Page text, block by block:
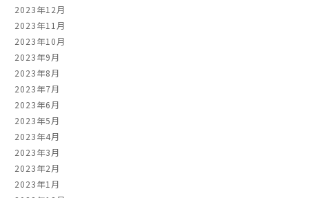
2023年12月
2023年11月
2023年10月
2023年9月
2023年8月
2023年7月
2023年6月
2023年5月
2023年4月
2023年3月
2023年2月
2023年1月